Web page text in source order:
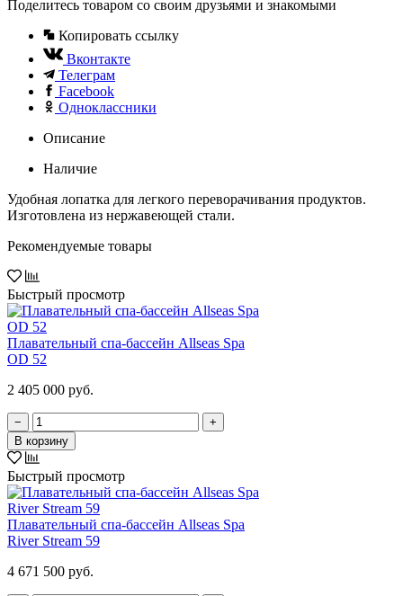
Поделитесь товаром со своим друзьями и знакомыми
Копировать ссылку
Вконтакте
Телеграм
Facebook
Одноклассники
Описание
Наличие
Удобная лопатка для легкого переворачивания продуктов.
Изготовлена из нержавеющей стали.
Рекомендуемые товары
Быстрый просмотр
Плавательный спа-бассейн Allseas Spa
OD 52
2 405 000 руб.
−
+
В корзину
Быстрый просмотр
Плавательный спа-бассейн Allseas Spa
River Stream 59
4 671 500 руб.